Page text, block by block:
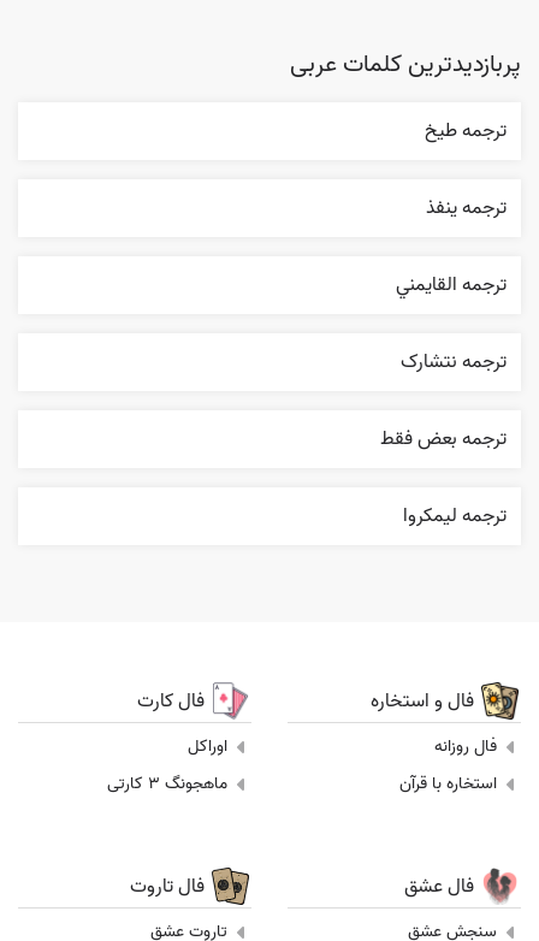
پربازدیدترین کلمات عربی
ترجمه طيخ
ترجمه ينفذ
ترجمه القایمني
ترجمه نتشارک
ترجمه بعض فقط
ترجمه ليمکروا
فال و استخاره
فال روزانه
استخاره با قرآن
فال کارت
اوراکل
ماهجونگ 3 کارتی
فال عشق
سنجش عشق
فال تاروت
تاروت عشق